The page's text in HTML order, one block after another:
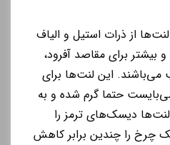
از ذرات استیل و الیاف
برای مقاصد آفرود،
این لنت‌ها برای
حتما گرم شده و به
دیسک‌های ترمز را
را چندین برابر کاهش